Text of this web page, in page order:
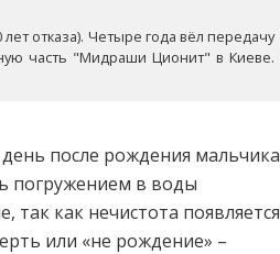
отказа). Четыре года вёл передачу
часть "Мидраши Ционит" в Киеве.
после рождения мальчика
погружением в воды
как нечистота появляется
или «не рождение» –